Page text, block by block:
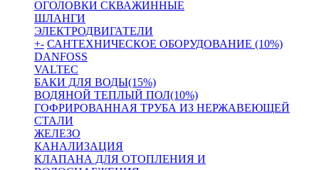
ОГОЛОВКИ СКВАЖИННЫЕ
ШЛАНГИ
ЭЛЕКТРОДВИГАТЕЛИ
+- САНТЕХНИЧЕСКОЕ ОБОРУДОВАНИЕ (10%)
DANFOSS
VALTEC
БАКИ ДЛЯ ВОДЫ(15%)
ВОДЯНОЙ ТЕПЛЫЙ ПОЛ(10%)
ГОФРИРОВАННАЯ ТРУБА ИЗ НЕРЖАВЕЮЩЕЙ
СТАЛИ
ЖЕЛЕЗО
КАНАЛИЗАЦИЯ
КЛАПАНА ДЛЯ ОТОПЛЕНИЯ И